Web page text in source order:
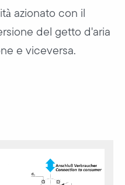
azionato con il
del getto d'aria
e viceversa.